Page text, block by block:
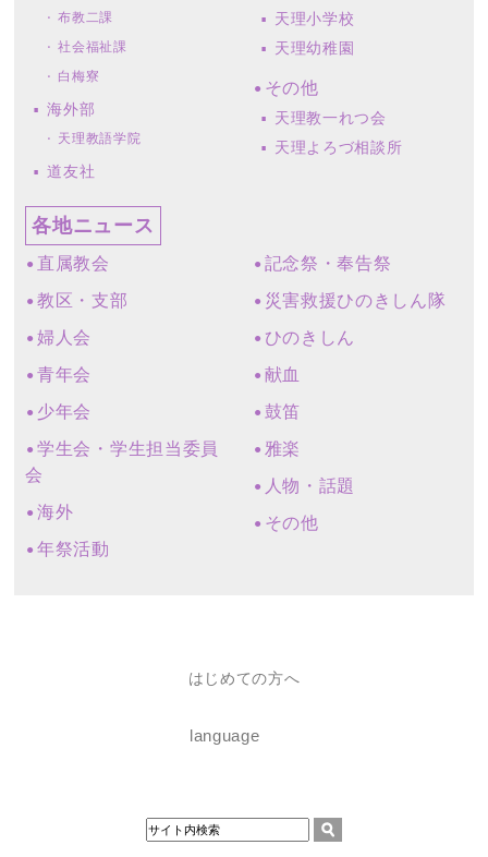
布教二課
社会福祉課
白梅寮
海外部
天理教語学院
道友社
天理小学校
天理幼稚園
その他
天理教一れつ会
天理よろづ相談所
各地ニュース
直属教会
教区・支部
婦人会
青年会
少年会
学生会・学生担当委員
会
海外
年祭活動
記念祭・奉告祭
災害救援ひのきしん隊
ひのきしん
献血
鼓笛
雅楽
人物・話題
その他
はじめての方へ
language